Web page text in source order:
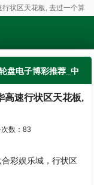
状区天花板, 去过一个算
盘电子博彩推荐_中
!高速行状区天花板,
数：83
彩娱乐城，行状区